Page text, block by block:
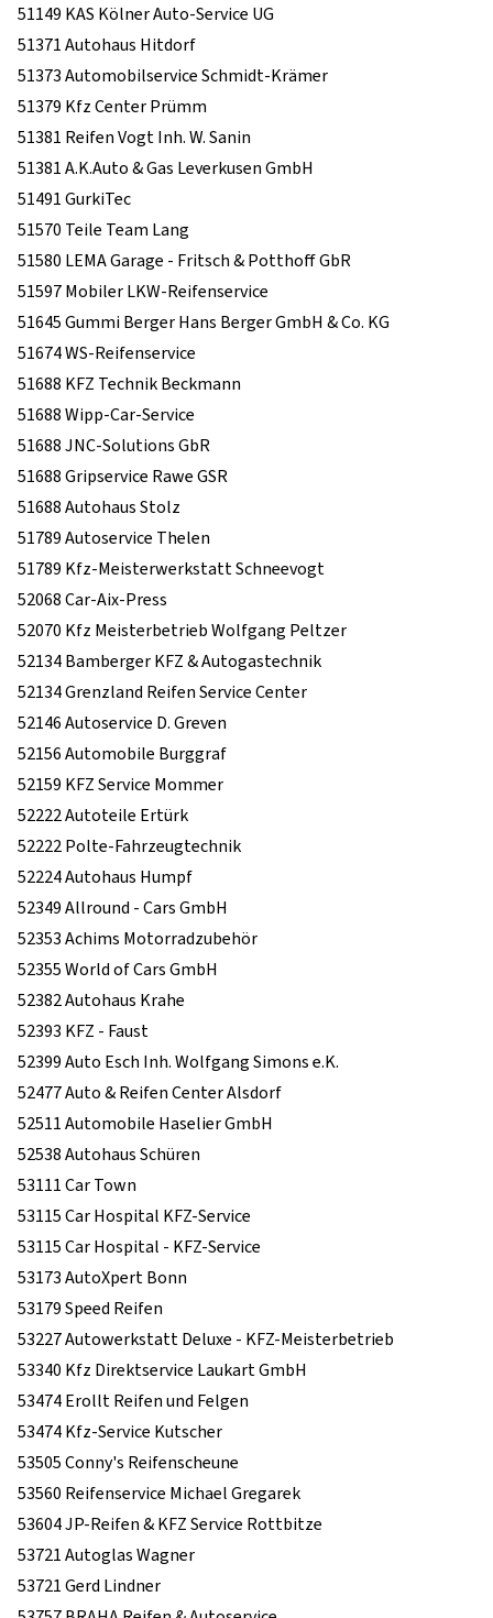
51149 KAS Kölner Auto-Service UG
51371 Autohaus Hitdorf
51373 Automobilservice Schmidt-Krämer
51379 Kfz Center Prümm
51381 Reifen Vogt Inh. W. Sanin
51381 A.K.Auto & Gas Leverkusen GmbH
51491 GurkiTec
51570 Teile Team Lang
51580 LEMA Garage - Fritsch & Potthoff GbR
51597 Mobiler LKW-Reifenservice
51645 Gummi Berger Hans Berger GmbH & Co. KG
51674 WS-Reifenservice
51688 KFZ Technik Beckmann
51688 Wipp-Car-Service
51688 JNC-Solutions GbR
51688 Gripservice Rawe GSR
51688 Autohaus Stolz
51789 Autoservice Thelen
51789 Kfz-Meisterwerkstatt Schneevogt
52068 Car-Aix-Press
52070 Kfz Meisterbetrieb Wolfgang Peltzer
52134 Bamberger KFZ & Autogastechnik
52134 Grenzland Reifen Service Center
52146 Autoservice D. Greven
52156 Automobile Burggraf
52159 KFZ Service Mommer
52222 Autoteile Ertürk
52222 Polte-Fahrzeugtechnik
52224 Autohaus Humpf
52349 Allround - Cars GmbH
52353 Achims Motorradzubehör
52355 World of Cars GmbH
52382 Autohaus Krahe
52393 KFZ - Faust
52399 Auto Esch Inh. Wolfgang Simons e.K.
52477 Auto & Reifen Center Alsdorf
52511 Automobile Haselier GmbH
52538 Autohaus Schüren
53111 Car Town
53115 Car Hospital KFZ-Service
53115 Car Hospital - KFZ-Service
53173 AutoXpert Bonn
53179 Speed Reifen
53227 Autowerkstatt Deluxe - KFZ-Meisterbetrieb
53340 Kfz Direktservice Laukart GmbH
53474 Erollt Reifen und Felgen
53474 Kfz-Service Kutscher
53505 Conny's Reifenscheune
53560 Reifenservice Michael Gregarek
53604 JP-Reifen & KFZ Service Rottbitze
53721 Autoglas Wagner
53721 Gerd Lindner